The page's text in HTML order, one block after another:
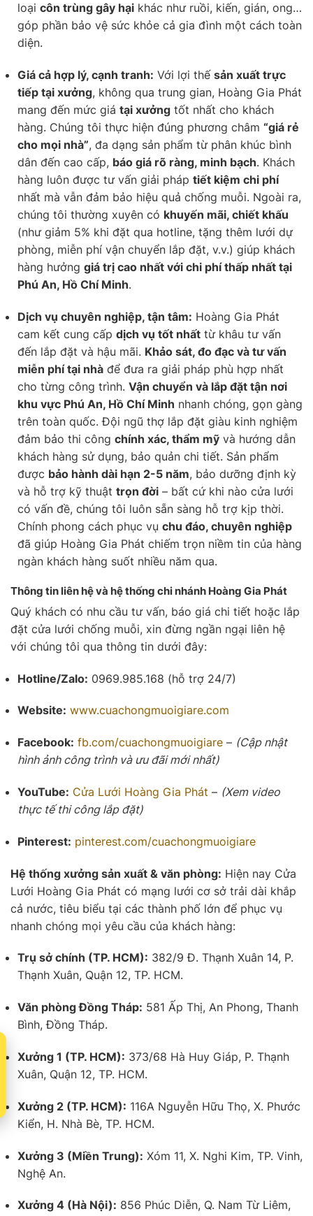
loại côn trùng gây hại khác như ruồi, kiến, gián, ong…
góp phần bảo vệ sức khỏe cả gia đình một cách toàn
diện.
Giá cả hợp lý, cạnh tranh: Với lợi thế sản xuất trực
tiếp tại xưởng, không qua trung gian, Hoàng Gia Phát
mang đến mức giá tại xưởng tốt nhất cho khách
hàng. Chúng tôi thực hiện đúng phương châm “giá rẻ
cho mọi nhà”, đa dạng sản phẩm từ phân khúc bình
dân đến cao cấp, báo giá rõ ràng, minh bạch. Khách
hàng luôn được tư vấn giải pháp tiết kiệm chi phí
nhất mà vẫn đảm bảo hiệu quả chống muỗi. Ngoài ra,
chúng tôi thường xuyên có khuyến mãi, chiết khấu
(như giảm 5% khi đặt qua hotline, tặng thêm lưới dự
phòng, miễn phí vận chuyển lắp đặt, v.v.) giúp khách
hàng hưởng giá trị cao nhất với chi phí thấp nhất tại
Phú An, Hồ Chí Minh.
Dịch vụ chuyên nghiệp, tận tâm: Hoàng Gia Phát
cam kết cung cấp dịch vụ tốt nhất từ khâu tư vấn
đến lắp đặt và hậu mãi. Khảo sát, đo đạc và tư vấn
miễn phí tại nhà để đưa ra giải pháp phù hợp nhất
cho từng công trình. Vận chuyển và lắp đặt tận nơi
khu vực Phú An, Hồ Chí Minh nhanh chóng, gọn gàng
trên toàn quốc. Đội ngũ thợ lắp đặt giàu kinh nghiệm
đảm bảo thi công chính xác, thẩm mỹ và hướng dẫn
khách hàng sử dụng, bảo quản chi tiết. Sản phẩm
được bảo hành dài hạn 2-5 năm, bảo dưỡng định kỳ
và hỗ trợ kỹ thuật trọn đời – bất cứ khi nào cửa lưới
có vấn đề, chúng tôi luôn sẵn sàng hỗ trợ kịp thời.
Chính phong cách phục vụ chu đáo, chuyên nghiệp
đã giúp Hoàng Gia Phát chiếm trọn niềm tin của hàng
ngàn khách hàng suốt nhiều năm qua.
Thông tin liên hệ và hệ thống chi nhánh Hoàng Gia Phát
Quý khách có nhu cầu tư vấn, báo giá chi tiết hoặc lắp
đặt cửa lưới chống muỗi, xin đừng ngần ngại liên hệ
với chúng tôi qua thông tin dưới đây:
Hotline/Zalo: 0969.985.168 (hỗ trợ 24/7)
Website: www.cuachongmuoigiare.com
Facebook: fb.com/cuachongmuoigiare – (Cập nhật
hình ảnh công trình và ưu đãi mới nhất)
YouTube: Cửa Lưới Hoàng Gia Phát – (Xem video
thực tế thi công lắp đặt)
Pinterest: pinterest.com/cuachongmuoigiare
Hệ thống xưởng sản xuất & văn phòng: Hiện nay Cửa
Lưới Hoàng Gia Phát có mạng lưới cơ sở trải dài khắp
cả nước, tiêu biểu tại các thành phố lớn để phục vụ
nhanh chóng mọi yêu cầu của khách hàng:
Trụ sở chính (TP. HCM): 382/9 Đ. Thạnh Xuân 14, P.
Thạnh Xuân, Quận 12, TP. HCM.
Văn phòng Đồng Tháp: 581 Ấp Thị, An Phong, Thanh
Bình, Đồng Tháp.
Xưởng 1 (TP. HCM): 373/68 Hà Huy Giáp, P. Thạnh
Xuân, Quận 12, TP. HCM.
Xưởng 2 (TP. HCM): 116A Nguyễn Hữu Thọ, X. Phước
Kiển, H. Nhà Bè, TP. HCM.
Xưởng 3 (Miền Trung): Xóm 11, X. Nghi Kim, TP. Vinh,
Nghệ An.
Xưởng 4 (Hà Nội): 856 Phúc Diễn, Q. Nam Từ Liêm,